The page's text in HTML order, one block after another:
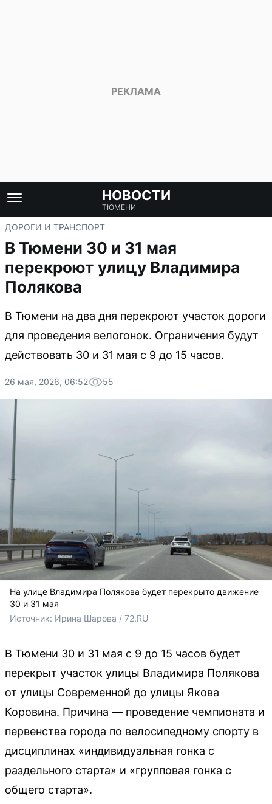
НОВОСТИ
ТЮМЕНИ
ДОРОГИ И ТРАНСПОРТ
В Тюмени 30 и 31 мая
перекроют улицу Владимира
Полякова
В Тюмени на два дня перекроют участок дороги
для проведения велогонок. Ограничения будут
действовать 30 и 31 мая с 9 до 15 часов.
26 мая, 2026, 06:52 55
На улице Владимира Полякова будет перекрыто движение
30 и 31 мая
Источник: Ирина Шарова / 72.RU
В Тюмени 30 и 31 мая с 9 до 15 часов будет
перекрыт участок улицы Владимира Полякова
от улицы Современной до улицы Якова
Коровина. Причина — проведение чемпионата и
первенства города по велосипедному спорту в
дисциплинах «индивидуальная гонка с
раздельного старта» и «групповая гонка с
общего старта».